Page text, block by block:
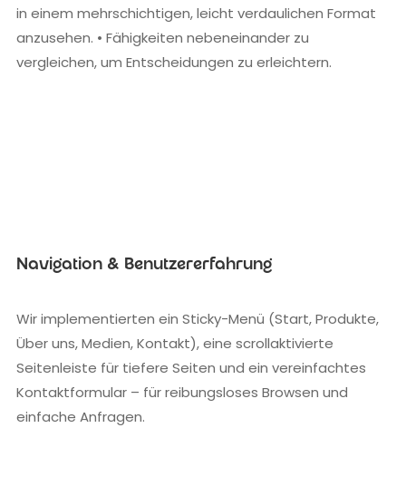
in einem mehrschichtigen, leicht verdaulichen Format
anzusehen. • Fähigkeiten nebeneinander zu
vergleichen, um Entscheidungen zu erleichtern.
Navigation & Benutzererfahrung
Wir implementierten ein Sticky-Menü (Start, Produkte,
Über uns, Medien, Kontakt), eine scrollaktivierte
Seitenleiste für tiefere Seiten und ein vereinfachtes
Kontaktformular – für reibungsloses Browsen und
einfache Anfragen.